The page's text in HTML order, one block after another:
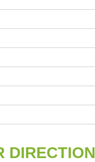
DIRECTION